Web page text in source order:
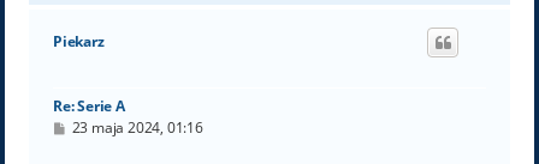
g
Piekarz
Re: Serie A
P23 maja 2024, 01:16